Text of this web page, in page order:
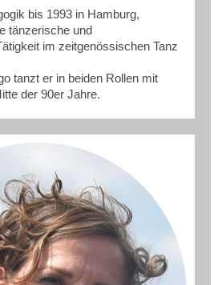
bis 1993 in Hamburg,
tänzerische und
im zeitgenössischen Tanz
tanzt er in beiden Rollen mit
der 90er Jahre.